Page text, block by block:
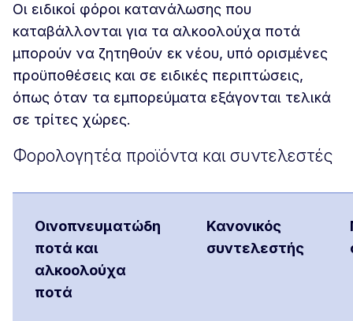
Οι ειδικοί φόροι κατανάλωσης που
καταβάλλονται για τα αλκοολούχα ποτά
μπορούν να ζητηθούν εκ νέου, υπό ορισμένες
προϋποθέσεις και σε ειδικές περιπτώσεις,
όπως όταν τα εμπορεύματα εξάγονται τελικά
σε τρίτες χώρες.
Φορολογητέα προϊόντα και συντελεστές
Οινοπνευματώδη
ποτά και
αλκοολούχα
ποτά
Κανονικός
συντελεστής